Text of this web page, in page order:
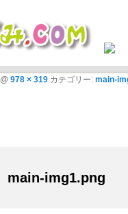
main-img1.png
@978 × 319 カテゴリー:main-